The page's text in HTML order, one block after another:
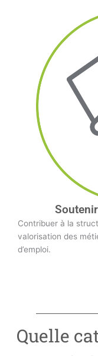
Contribuer à la
valorisation des
d’emploi.
Quelle